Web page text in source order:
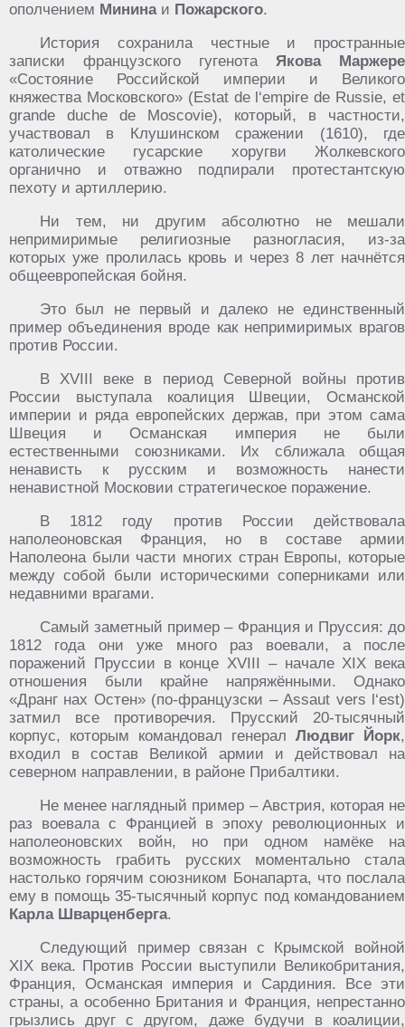
ополчением Минина и Пожарского.
История сохранила честные и пространные
записки французского гугенотаЯкова Маржере
«Состояние Российской империи и Великого
княжества Московского» (Estat de l‘empire de Russie, et
grande duche de Moscovie), который, в частности,
участвовал в Клушинском сражении (1610), где
католические гусарские хоругви Жолкевского
органично и отважно подпирали протестантскую
пехоту и артиллерию.
Ни тем, ни другим абсолютно не мешали
непримиримые религиозные разногласия, из-за
которых уже пролилась кровь и через 8 лет начнётся
общеевропейская бойня.
Это был не первый и далеко не единственный
пример объединения вроде как непримиримых врагов
против России.
В XVIII веке в период Северной войны против
России выступала коалиция Швеции, Османской
империи и ряда европейских держав, при этом сама
Швеция и Османская империя не были
естественными союзниками. Их сближала общая
ненависть к русским и возможность нанести
ненавистной Московии стратегическое поражение.
В 1812 году против России действовала
наполеоновская Франция, но в составе армии
Наполеона были части многих стран Европы, которые
между собой были историческими соперниками или
недавними врагами.
Самый заметный пример – Франция и Пруссия: до
1812 года они уже много раз воевали, а после
поражений Пруссии в конце XVIII – начале XIX века
отношения были крайне напряжёнными. Однако
«Дранг нах Остен» (по-французски – Assaut vers l‘est)
затмил все противоречия. Прусский 20-тысячный
корпус, которым командовал генерал Людвиг Йорк,
входил в состав Великой армии и действовал на
северном направлении, в районе Прибалтики.
Не менее наглядный пример – Австрия, которая не
раз воевала с Францией в эпоху революционных и
наполеоновских войн, но при одном намёке на
возможность грабить русских моментально стала
настолько горячим союзником Бонапарта, что послала
ему в помощь 35-тысячный корпус под командованием
Карла Шварценберга.
Следующий пример связан с Крымской войной
XIX века. Против России выступили Великобритания,
Франция, Османская империя и Сардиния. Все эти
страны, а особенно Британия и Франция, непрестанно
грызлись друг с другом, даже будучи в коалиции,